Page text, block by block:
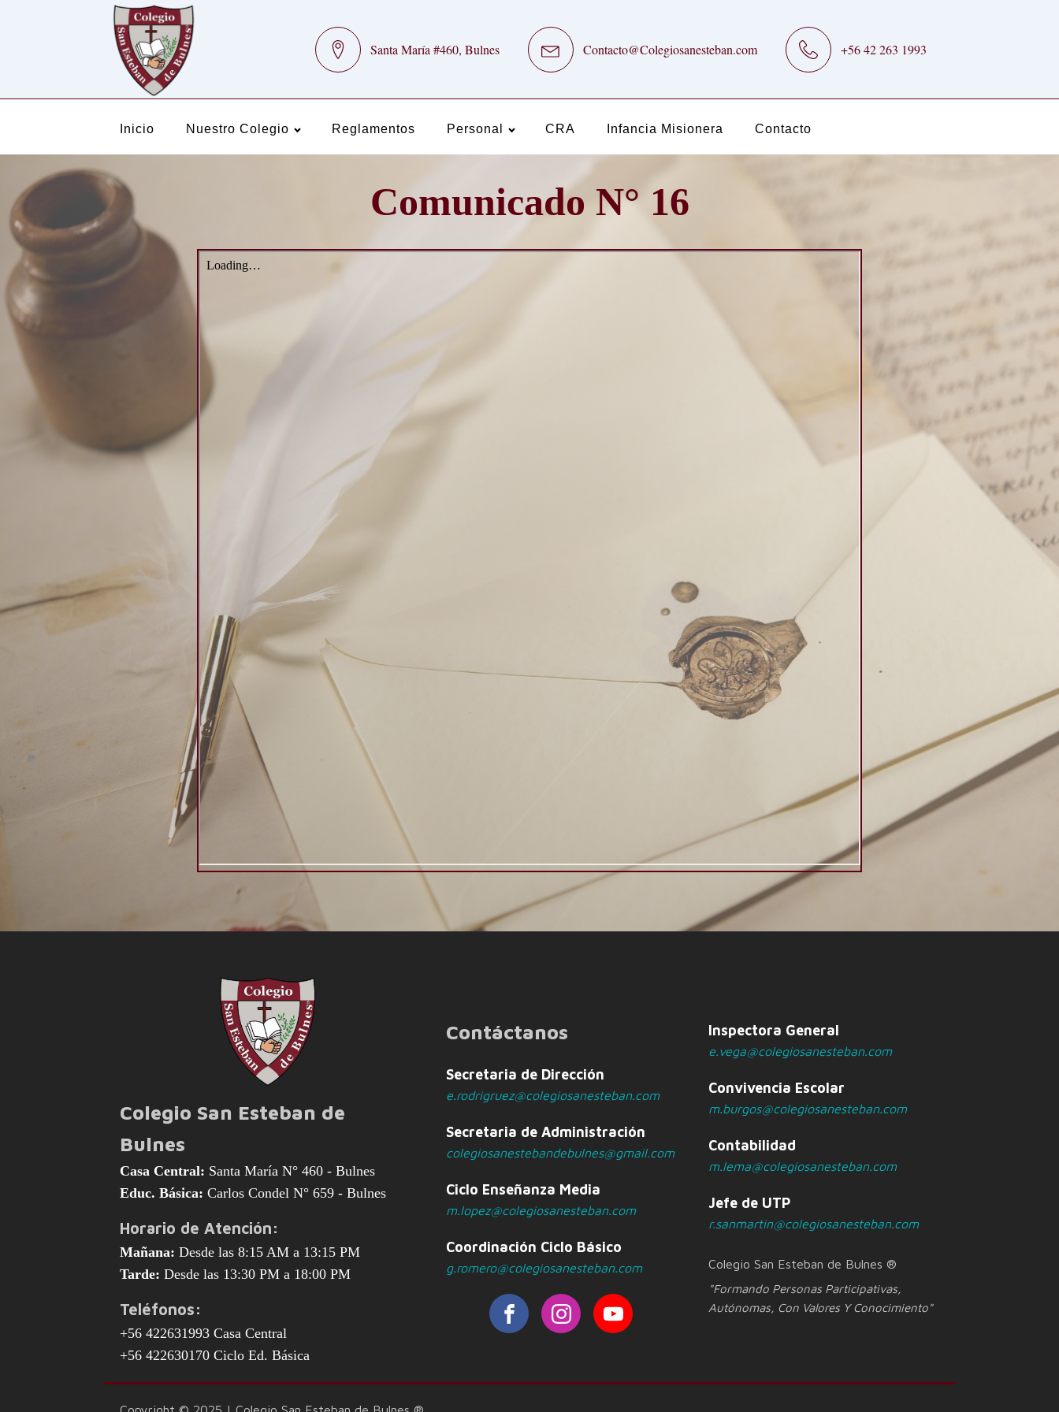
Santa María #460, Bulnes Contacto@Colegiosanesteban.com +56 42 263 1993
Inicio Nuestro Colegio Reglamentos Personal CRA Infancia Misionera Contacto
Comunicado N° 16
Colegio San Esteban de
Bulnes
Casa Central: Santa María N° 460 - Bulnes
Educ. Básica: Carlos Condel N° 659 - Bulnes
Horario de Atención:
Mañana: Desde las 8:15 AM a 13:15 PM
Tarde: Desde las 13:30 PM a 18:00 PM
Teléfonos:
+56 422631993 Casa Central
+56 422630170 Ciclo Ed. Básica
Contáctanos
Secretaria de Dirección
e.rodrigruez@colegiosanesteban.com
Secretaria de Administración
colegiosanestebandebulnes@gmail.com
Ciclo Enseñanza Media
m.lopez@colegiosanesteban.com
Coordinación Ciclo Básico
g.romero@colegiosanesteban.com
Inspectora General
e.vega@colegiosanesteban.com
Convivencia Escolar
m.burgos@colegiosanesteban.com
Contabilidad
m.lema@colegiosanesteban.com
Jefe de UTP
r.sanmartin@colegiosanesteban.com
Colegio San Esteban de Bulnes ®
"Formando Personas Participativas,
Autónomas, Con Valores Y Conocimiento"